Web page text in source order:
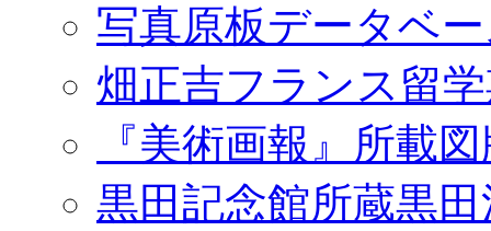
写真原板データベ
畑正吉フランス留
『美術画報』所載
黒田記念館所蔵黒